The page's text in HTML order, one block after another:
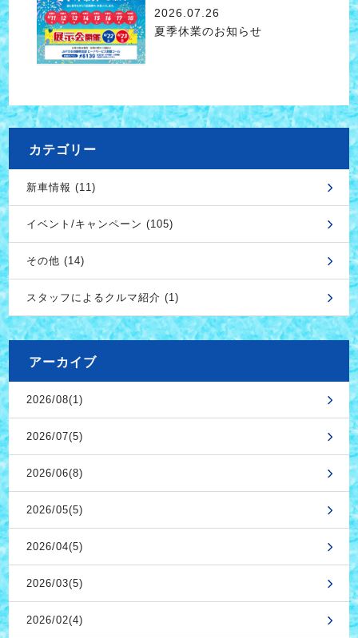
2026.07.26
夏季休業のお知らせ
カテゴリー
新車情報 (11)
イベント/キャンペーン (105)
その他 (14)
スタッフによるクルマ紹介 (1)
アーカイブ
2026/08(1)
2026/07(5)
2026/06(8)
2026/05(5)
2026/04(5)
2026/03(5)
2026/02(4)